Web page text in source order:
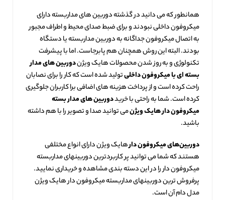
همانطور که می دانید در گذشته دوربین های مداربسته دارای
میکروفون داخلی نبودند و برای ضبط صدای محیط و اطراف مجبور
به اتصال میکروفون جداگانه به دوربین مداربسته یا دستگاه
بودند. البته این روش همچنان هم پابرجاست. اما با پیشرفت
تکنولوژی و به روز شدن محصولات هایک ویژندوربین های مدار
بسته ای با میکروفون داخلیتولید شده است که کار را برای نصابان
راحت کرده است و از پرداخت هزینه های اضافی برا کاربران جلوگیری
کرده است. شما به راحتی با خریددوربین های مدار بسته
میکروفون دار هایک ویژنمی توانید صدا و تصویر را با هم داشته
باشید.
دوربین‌های میکروفون دارهایک ویژن دارای انواع مختلفی
هستند که شما می توانید پر کاربردترین دوربینهای مداربسته
میکروفون دار را در این دسته بندی مشاهده و خریداری نمایید.
پرفروش ترین دوربینهای مداربسته میکروفون دار هایک ویژن
مدل دام آن است.